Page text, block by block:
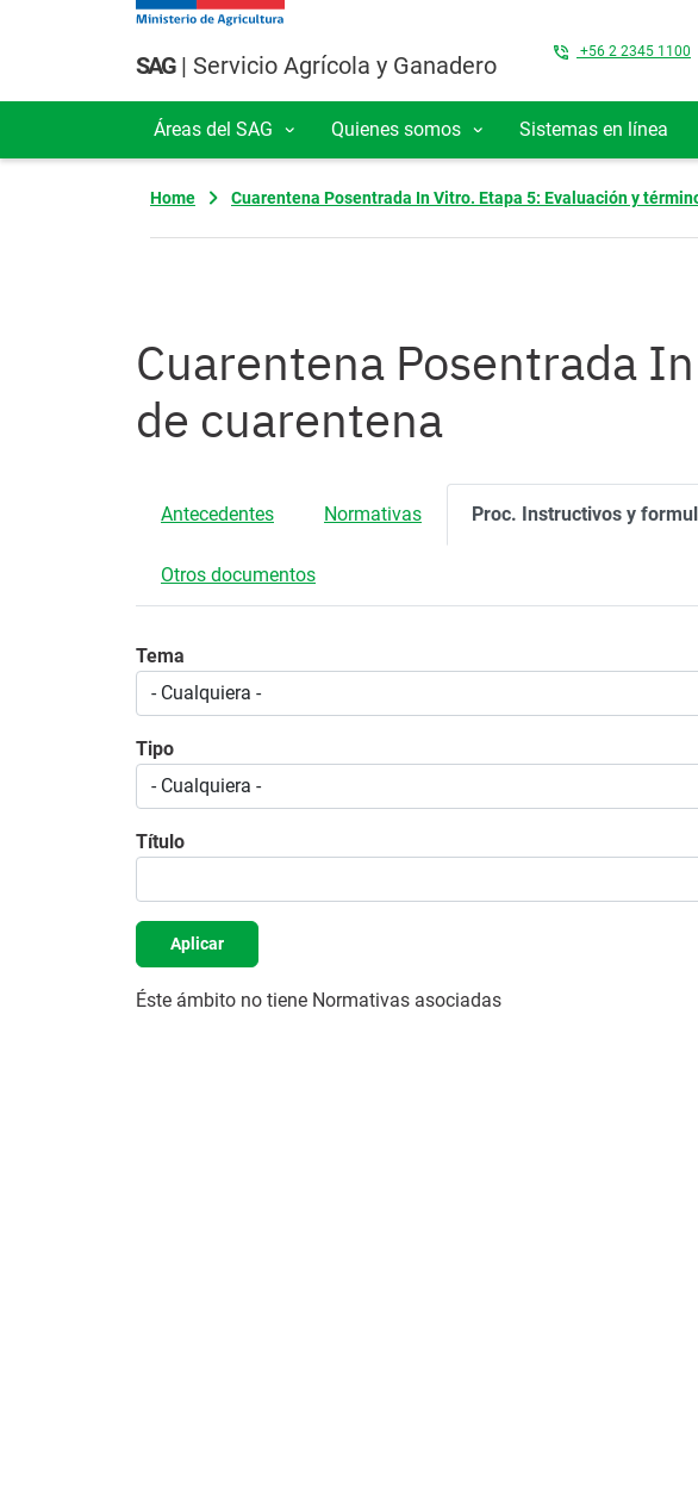
Pasar al contenido principal
SAG| Servicio Agrícola y Ganadero Top
+56 2 2345 1100
Navegación principal
Áreas del SAG Quienes somos Sistemas en línea
Home Cuarentena Posentrada In Vitro. Etapa 5: Evaluación y
Cuarentena Posentrada
de cuarentena
Antecedentes Normativas Proc. Instructivos y
Otros documentos
Tema
Tipo
Título
Aplicar
Éste ámbito no tiene Normativas asociadas